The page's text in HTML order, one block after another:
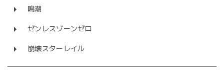
鳴潮
ゼンレスゾーンゼロ
崩壊スターレイル